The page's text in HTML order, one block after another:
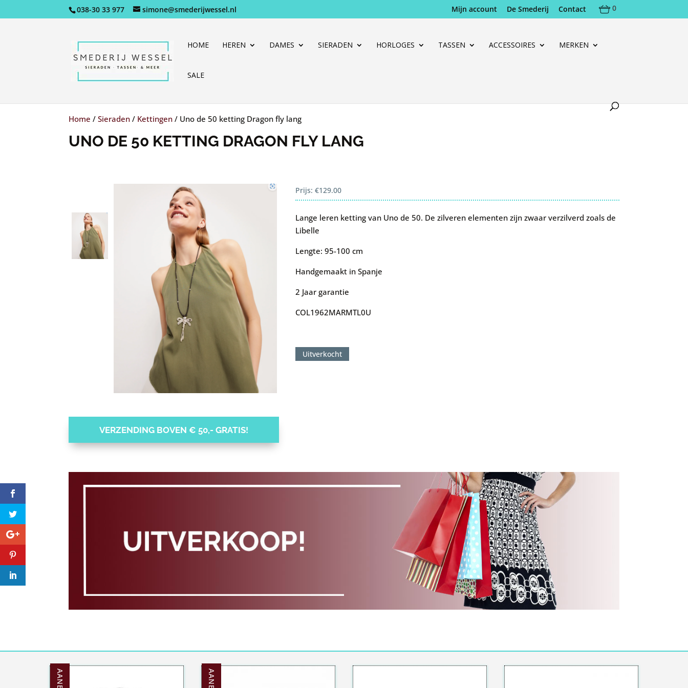
038-30 33 977 simone@smederijwessel.nl Mijn account De Smederij Contact 0
HOME HEREN DAMES SIERADEN HORLOGES TASSEN ACCESSOIRES MERKEN
SALE
Producten
Home /Sieraden / Kettingen / Uno de 50 ketting Dragon fly lang
UNO DE 50 KETTING DRAGON FLY LANG
VERZENDING BOVEN € 50,- GRATIS!
Prijs:€129.00
Lange leren ketting van Uno de 50. De zilveren elementen zijn zwaar verzilverd zoals de
Libelle
Lengte: 95-100 cm
Handgemaakt in Spanje
2 Jaar garantie
COL1962MARMTL0U
Uitverkocht